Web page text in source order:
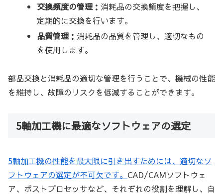
交換頻度の管理：消耗品の交換頻度を把握し、
定期的に交換を行います。
品質管理：消耗品の品質を管理し、適切なもの
を使用します。
部品交換と消耗品の適切な管理を行うことで、機械の性能
を維持し、故障のリスクを低減することができます。
5軸加工機に最適なソフトウェアの選定
5軸加工機の性能を最大限に引き出すためには、適切なソ
フトウェアの選定が不可欠です。 CAD/CAMソフトウェ
ア、ポストプロセッサなど、それぞれの役割を理解し、自